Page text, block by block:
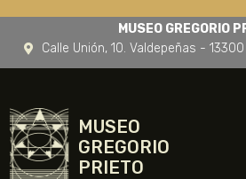
MUSEO GREGORIO
Calle Unión, 10. Valdepeñas - 13300
MUSEO
GREGORIO
PRIETO